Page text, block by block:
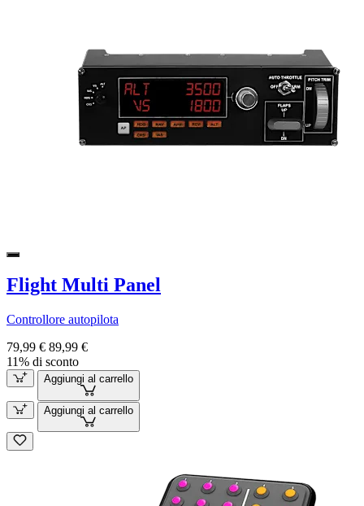
Flight Multi Panel
Controllore autopilota
79,99 € 89,99 €
11% di sconto
Aggiungi al carrello
Aggiungi al carrello